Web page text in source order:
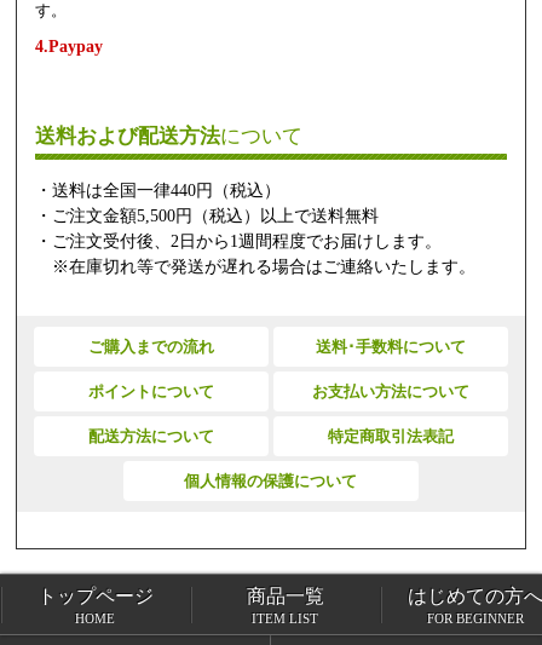
す。
4.Paypay
送料および配送方法について
・送料は全国一律440円（税込）
・ご注文金額5,500円（税込）以上で送料無料
・ご注文受付後、2日から1週間程度でお届けします。
※在庫切れ等で発送が遅れる場合はご連絡いたします。
ご購入までの流れ 送料･手数料について
ポイントについて お支払い方法について
配送方法について 特定商取引法表記
個人情報の保護について
トップページ 商品一覧
トップページ
HOME
商品一覧
ITEM LIST
はじめての方へ
FOR BEGINNER